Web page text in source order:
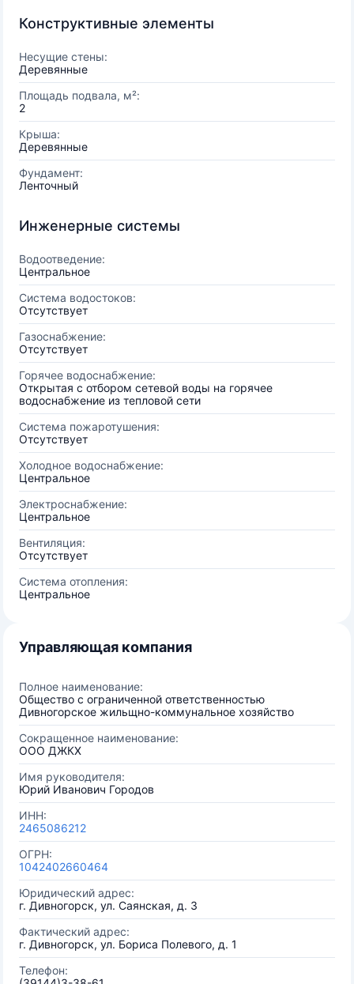
Конструктивные элементы
Несущие стены:
Деревянные
Площадь подвала, м²:
2
Крыша:
Деревянные
Фундамент:
Ленточный
Инженерные системы
Водоотведение:
Центральное
Система водостоков:
Отсутствует
Газоснабжение:
Отсутствует
Горячее водоснабжение:
Открытая с отбором сетевой воды на горячее
водоснабжение из тепловой сети
Система пожаротушения:
Отсутствует
Холодное водоснабжение:
Центральное
Электроснабжение:
Центральное
Вентиляция:
Отсутствует
Система отопления:
Центральное
Управляющая компания
Полное наименование:
Общество с ограниченной ответственностью
Дивногорское жильщно-коммунальное хозяйство
Сокращенное наименование:
ООО ДЖКХ
Имя руководителя:
Юрий Иванович Городов
ИНН:
2465086212
ОГРН:
1042402660464
Юридический адрес:
г. Дивногорск, ул. Саянская, д. 3
Фактический адрес:
г. Дивногорск, ул. Бориса Полевого, д. 1
Телефон: